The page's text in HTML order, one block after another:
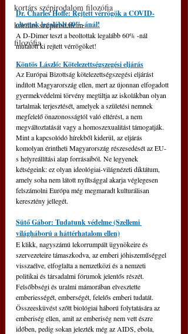
kortárs szépirodalom filozófia
kortárs szépirodalom
filozófia
Dr. Charles Hoffe: Rejtett vérrögök a COVID-
oltottak legalább 60%-ánál!
A D-Dimer teszt a beoltottak legalább 60% -nál
mutatott ki rejtett vérrögöket!
Köntös László: Kötelezettségszegési eljárás
Az Európai Bizottság kötelezettségszegési eljárást
indított Magyarország ellen, mert az újonnan elfogadott
gyermekvédelmi törvény megtiltja az iskolákban olyan
tartalmak terjesztését, amelyek a születési nemnek
megfelelő önazonosságtól való eltérést, a nem
megváltoztatását vagy a homoszexualitást támogatják.
Mint a kapcsolódó hírekből kiderül, az eljárás
komolyan érintheti Magyarország részesedését az EU-
s helyreállítási alap forrásaiból. Ne legyenek
kétségeink: ez olyan ideológiai-világnézeti diktátum,
amely soha nem látott nyíltsággal akarja véglegesen
felszámolni Európa még megmaradt kulturálisan
keresztény jellegét.
Sütő Gábor: Tudatunk védelme (Szellemi
világháború a háttérhatalom ellen)
E klikk, nagyszámú lekorrumpált ügynökeire és
szervezeteire támaszkodva, az emberi jóhiszeműséggel
visszaélve, elfoglalta a nemzetközi és a nemzeti
politikai és társadalmi fórumok jelentős részét.
Felsőbbségi és uralmi mámorában elvesztette
emberiességét, emberségét, felelős emberi tudatát.
Összeesküvést szőtt biológiai háború folytatására az
emberiség ellen, amit az emberiség nem vett észre
időben, pedig sokan jelezték még az AIDS, ebola,